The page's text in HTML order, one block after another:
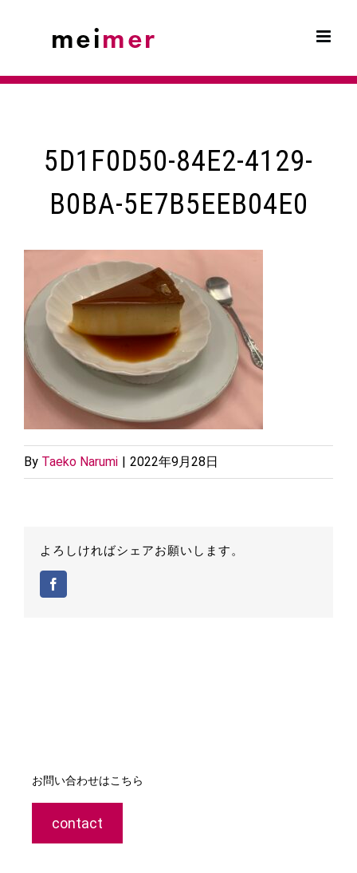
5D1F0D50-84E2-4129-
B0BA-5E7B5EEB04E0
By Taeko Narumi | 2022年9月28日
よろしければシェアお願いします。
お問い合わせはこちら
contact